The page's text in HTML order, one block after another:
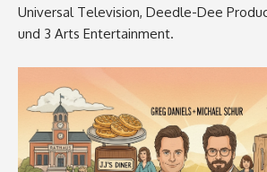
Universal Television, Deedle-Dee
und 3 Arts Entertainment.